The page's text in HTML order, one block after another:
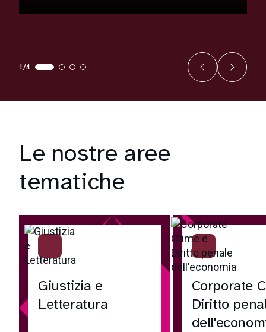
1/4
Le nostre aree
tematiche
Giustizia e
Letteratura
Corporate
Diritto